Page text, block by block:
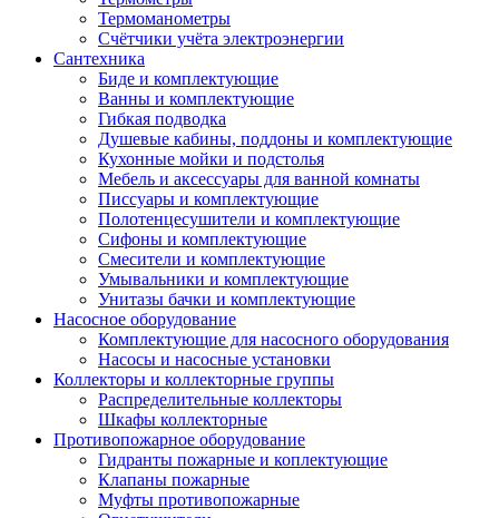
Термоманометры
Счётчики учёта электроэнергии
Сантехника
Биде и комплектующие
Ванны и комплектующие
Гибкая подводка
Душевые кабины, поддоны и комплектующие
Кухонные мойки и подстолья
Мебель и аксессуары для ванной комнаты
Писсуары и комплектующие
Полотенцесушители и комплектующие
Сифоны и комплектующие
Смесители и комплектующие
Умывальники и комплектующие
Унитазы бачки и комплектующие
Насосное оборудование
Комплектующие для насосного оборудования
Насосы и насосные установки
Коллекторы и коллекторные группы
Распределительные коллекторы
Шкафы коллекторные
Противопожарное оборудование
Гидранты пожарные и коплектующие
Клапаны пожарные
Муфты противопожарные